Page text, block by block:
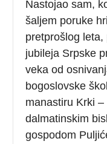
Nastojao sam,
šaljem poruke
pretprošlog
jubileja Srpske
veka od
bogoslovske
manastiru Krki
dalmatinskim
gospodom